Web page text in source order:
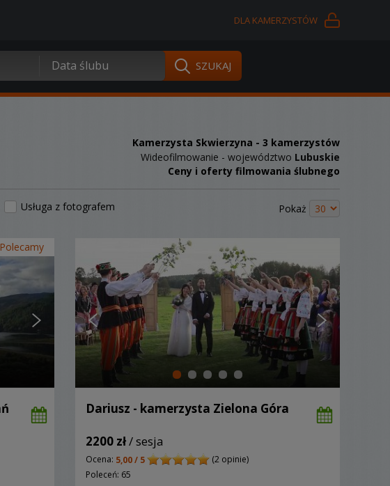
DLA KAMERZYSTÓW
Kamerzysta Skwierzyna - 3 kamerzystów
Wideofilmowanie - województwo Lubuskie
Ceny i oferty filmowania ślubnego
Usługa z fotografem Pokaż
Polecamy
Dariusz - kamerzysta Zielona Góra
2200 zł/ sesja
Ocena: 5,00 / 5
(2 opinie)
Poleceń: 65